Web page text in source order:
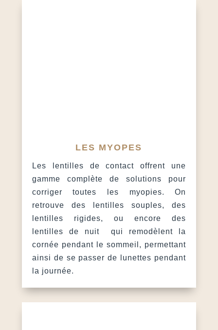
LES MYOPES
Les lentilles de contact offrent une
gamme complète de solutions pour
corriger toutes les myopies. On
retrouve des lentilles souples, des
lentilles rigides, ou encore des
lentilles de nuit qui remodèlent la
cornée pendant le sommeil, permettant
ainsi de se passer de lunettes pendant
la journée.